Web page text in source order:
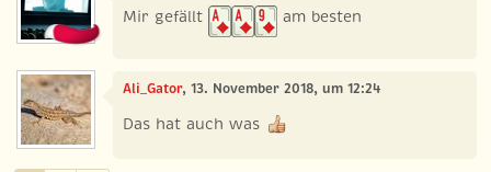
Mir gefällt am besten
Ali_Gator, 13. November 2018, um 12:24
Das hat auch was